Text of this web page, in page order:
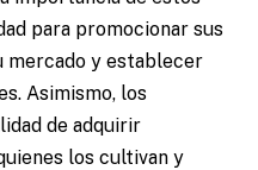
para promocionar sus
mercado y establecer
Asimismo, los
de adquirir
los cultivan y